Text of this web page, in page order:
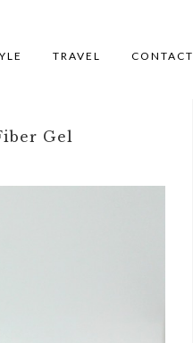
TRAVEL CONTACT
Gel